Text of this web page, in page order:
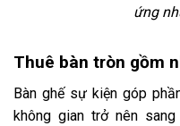
ứng
Thuê bàn tròn gồm
Bàn ghế sự kiện góp
không gian trở nên